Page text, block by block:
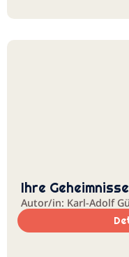
Ihre Geheimnisse
Autor/in: Karl-Adolf